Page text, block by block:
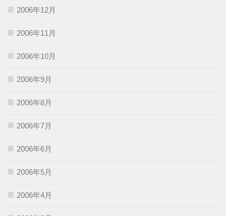
2006年12月
2006年11月
2006年10月
2006年9月
2006年8月
2006年7月
2006年6月
2006年5月
2006年4月